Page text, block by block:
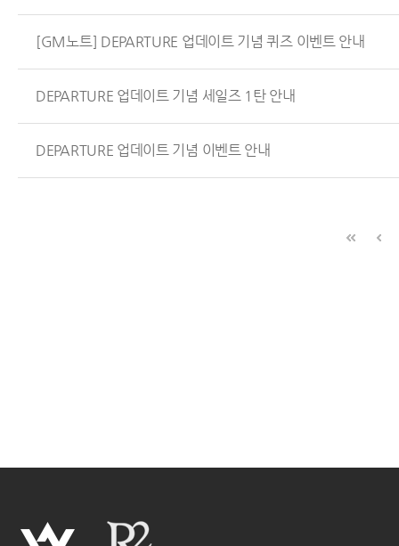
[GM노트] DEPARTURE 업데이트 기념 퀴즈 이벤트 안내
DEPARTURE 업데이트 기념 세일즈 1탄 안내
DEPARTURE 업데이트 기념 이벤트 안내